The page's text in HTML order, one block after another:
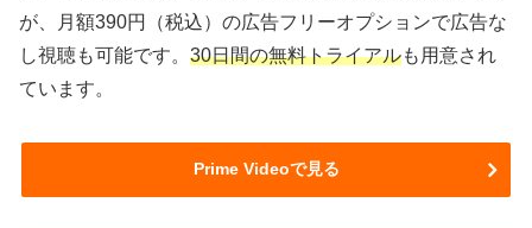
が、月額390円（税込）の広告フリーオプションで広告な
し視聴も可能です。 30日間の無料トライアルも用意され
ています。
Prime Videoで見る